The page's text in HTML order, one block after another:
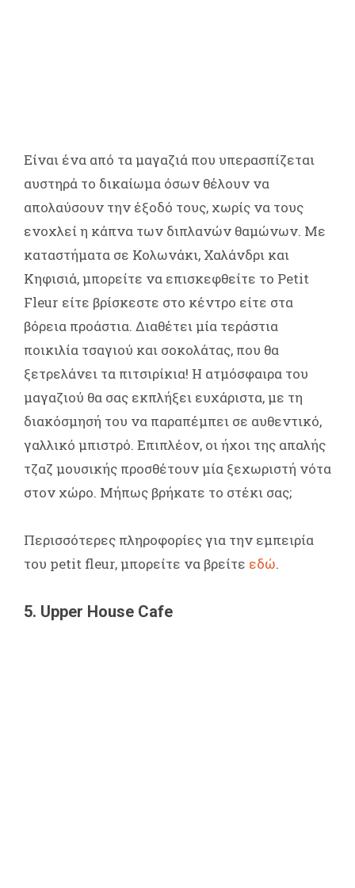
Είναι ένα από τα μαγαζιά που υπερασπίζεται
αυστηρά το δικαίωμα όσων θέλουν να
απολαύσουν την έξοδό τους, χωρίς να τους
ενοχλεί η κάπνα των διπλανών θαμώνων. Με
καταστήματα σε Κολωνάκι, Χαλάνδρι και
Κηφισιά, μπορείτε να επισκεφθείτε το Petit
Fleur είτε βρίσκεστε στο κέντρο είτε στα
βόρεια προάστια. Διαθέτει μία τεράστια
ποικιλία τσαγιού και σοκολάτας, που θα
ξετρελάνει τα πιτσιρίκια! Η ατμόσφαιρα του
μαγαζιού θα σας εκπλήξει ευχάριστα, με τη
διακόσμησή του να παραπέμπει σε αυθεντικό,
γαλλικό μπιστρό. Επιπλέον, οι ήχοι της απαλής
τζαζ μουσικής προσθέτουν μία ξεχωριστή νότα
στον χώρο. Μήπως βρήκατε το στέκι σας;
Περισσότερες πληροφορίες για την εμπειρία
του petit fleur, μπορείτε να βρείτε εδώ.
5. Upper House Cafe